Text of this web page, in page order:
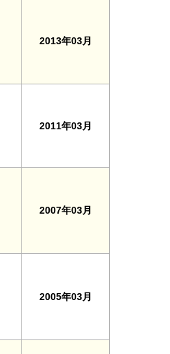
2013年03月
2011年03月
2007年03月
2005年03月